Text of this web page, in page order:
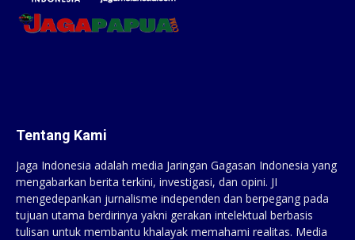
Tentang Kami
Jaga Indonesia adalah media Jaringan Gagasan Indonesia yang
mengabarkan berita terkini, investigasi, dan opini. JI
mengedepankan jurnalisme independen dan berpegang pada
tujuan utama berdirinya yakni gerakan intelektual berbasis
tulisan untuk membantu khalayak memahami realitas. Media